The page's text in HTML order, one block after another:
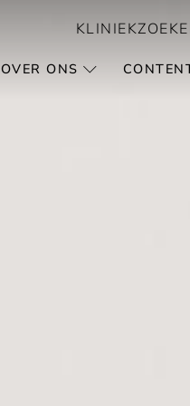
OVER ONS